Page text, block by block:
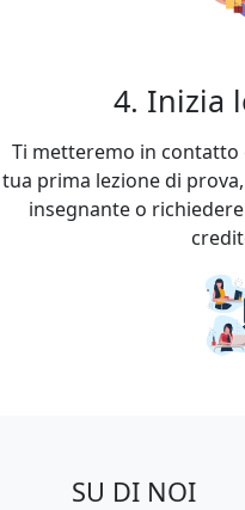
4. Inizia
Ti metteremo in contatto
tua prima lezione di
insegnante o
SU DI NOI